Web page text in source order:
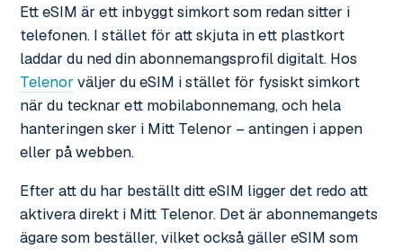
Ett eSIM är ett inbyggt simkort som redan sitter i
telefonen. I stället för att skjuta in ett plastkort
laddar du ned din abonnemangsprofil digitalt. Hos
Telenorväljer du eSIM i stället för fysiskt simkort
när du tecknar ett mobilabonnemang, och hela
hanteringen sker i Mitt Telenor – antingen i appen
eller på webben.
Efter att du har beställt ditt eSIM ligger det redo att
aktivera direkt i Mitt Telenor. Det är abonnemangets
ägare som beställer, vilket också gäller eSIM som